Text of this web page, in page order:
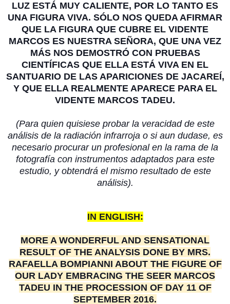
LUZ ESTÁ MUY CALIENTE, POR LO TANTO ES
UNA FIGURA VIVA. SÓLO NOS QUEDA AFIRMAR
QUE LA FIGURA QUE CUBRE EL VIDENTE
MARCOS ES NUESTRA SEÑORA, QUE UNA VEZ
MÁS NOS DEMOSTRÓ CON PRUEBAS
CIENTÍFICAS QUE ELLA ESTÁ VIVA EN EL
SANTUARIO DE LAS APARICIONES DE JACAREÍ,
Y QUE ELLA REALMENTE APARECE PARA EL
VIDENTE MARCOS TADEU.
(Para quien quisiese probar la veracidad de este
análisis de la radiación infrarroja o si aun dudase, es
necesario procurar un profesional en la rama de la
fotografía con instrumentos adaptados para este
estudio, y obtendrá el mismo resultado de este
análisis).
IN ENGLISH:
MORE A WONDERFUL AND SENSATIONAL
RESULT OF THE ANALYSIS DONE BY MRS.
RAFAELLA BOMPIANNI ABOUT THE FIGURE OF
OUR LADY EMBRACING THE SEER MARCOS
TADEU IN THE PROCESSION OF DAY 11 OF
SEPTEMBER 2016.